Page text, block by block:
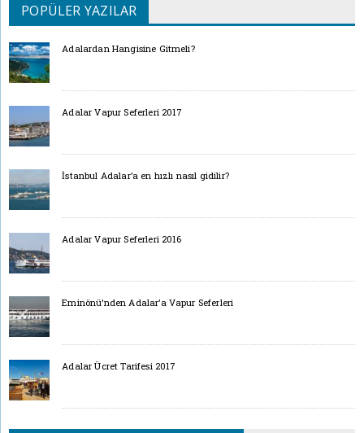
POPÜLER YAZILAR
Adalardan Hangisine Gitmeli?
Adalar Vapur Seferleri 2017
İstanbul Adalar’a en hızlı nasıl gidilir?
Adalar Vapur Seferleri 2016
Eminönü’nden Adalar’a Vapur Seferleri
Adalar Ücret Tarifesi 2017